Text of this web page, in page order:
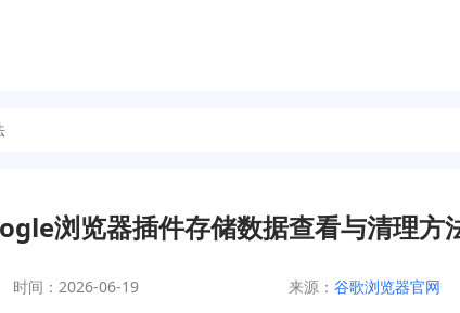
浏览器插件存储数据查看与清理方
时间：2026-06-19 来源： 谷歌浏览器官网